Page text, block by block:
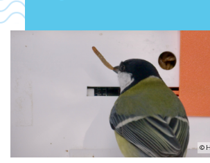
l
t
©